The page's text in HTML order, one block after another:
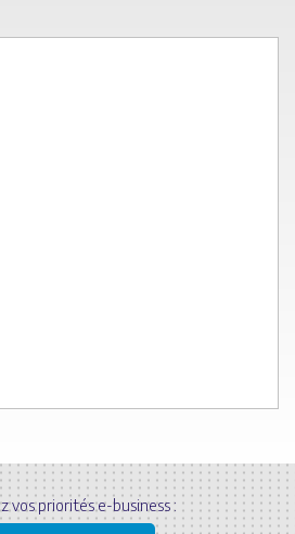
vos priorités e-business :